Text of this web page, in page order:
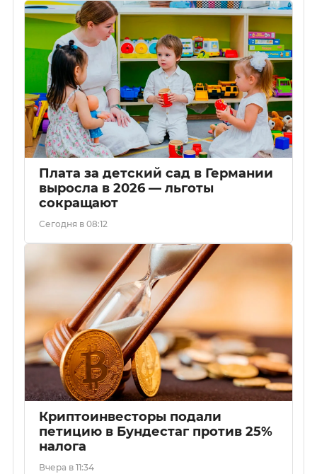
Плата за детский сад в Германии
выросла в 2026 — льготы
сокращают
Сегодня в 08:12
Криптоинвесторы подали
петицию в Бундестаг против 25%
налога
Вчера в 11:34